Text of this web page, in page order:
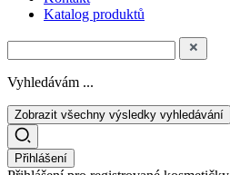
Katalog produktů
Vyhledávám ...
Zobrazit všechny výsledky vyhledávání
Přihlášení